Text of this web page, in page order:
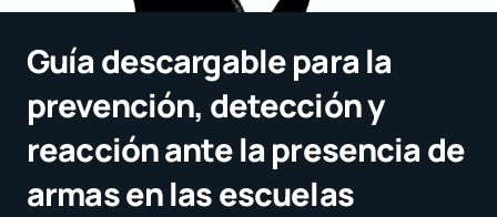
Guía descargable para la
prevención, detección y
reacción ante la presencia de
armas en las escuelas